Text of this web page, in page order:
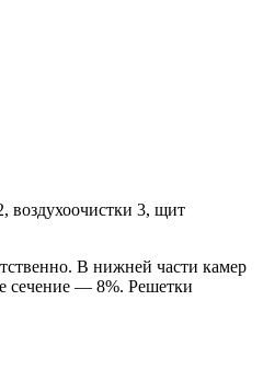
воздухоочистки 3, щит
В нижней части камер
сечение — 8%. Решетки